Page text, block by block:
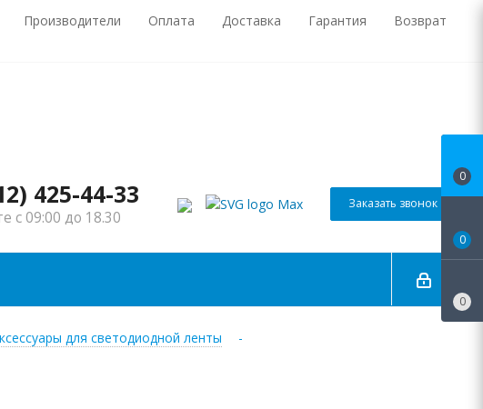
Производители Оплата Доставка Гарантия Возврат
425-44-33
с 09:00 до 18.30
Заказать звонок
для светодиодной ленты
-
0
0
0